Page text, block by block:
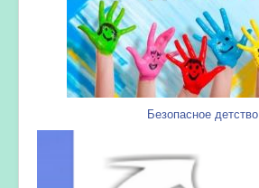
Безопасное детство